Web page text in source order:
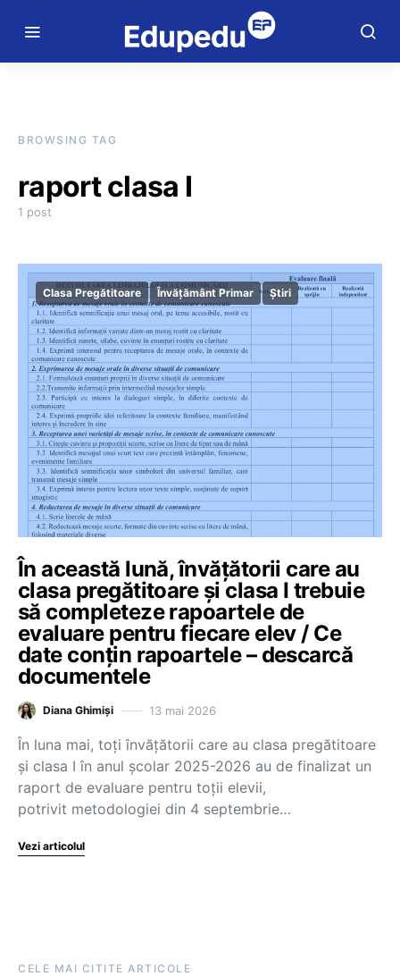
BROWSING TAG
raport clasa I
1 post
Clasa Pregătitoare Învățământ Primar Știri
În această lună, învățătorii care au
clasa pregătitoare și clasa I trebuie
să completeze rapoartele de
evaluare pentru fiecare elev / Ce
date conțin rapoartele – descarcă
documentele
Diana Ghimiși 13 mai 2026
În luna mai, toți învățătorii care au clasa pregătitoare
și clasa I în anul școlar 2025-2026 au de finalizat un
raport de evaluare pentru toții elevii,
potrivit metodologiei din 4 septembrie…
Vezi articolul
CELE MAI CITITE ARTICOLE